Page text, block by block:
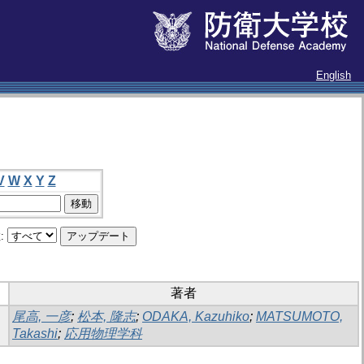
English
W X Y Z
著者
尾高, 一彦; 松本, 隆志; ODAKA, Kazuhiko; MATSUMOTO,
Takashi; 応用物理学科